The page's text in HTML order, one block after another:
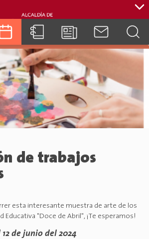
cuenca.gob.ec
de trabajos
esta interesante muestra de arte de los
Educativa "Doce de Abril", ¡Te esperamos!
de junio del 2024